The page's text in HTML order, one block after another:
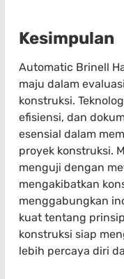
Kesimpulan
Automatic Brinell
maju dalam
konstruksi.
efisiensi, dan
esensial dalam
proyek konstruksi.
menguji dengan
mengakibatkan
menggabungkan
kuat tentang
konstruksi siap
lebih percaya diri